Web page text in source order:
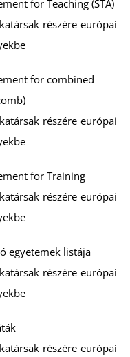
for Teaching (STA)
részére európai
for combined
részére európai
for Training
részére európai
egyetemek listája
részére európai
részére európai